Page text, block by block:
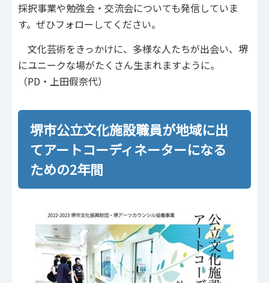
採択事業や勉強会・交流会についても発信していま
す。ぜひフォローしてください。
文化芸術をきっかけに、多様な人たちが出会い、堺
にユニークな場がたくさん生まれますように。
（PD・上田假奈代）
堺市公立文化施設職員が地域に出
てアートコーディネーターになる
ための2年間